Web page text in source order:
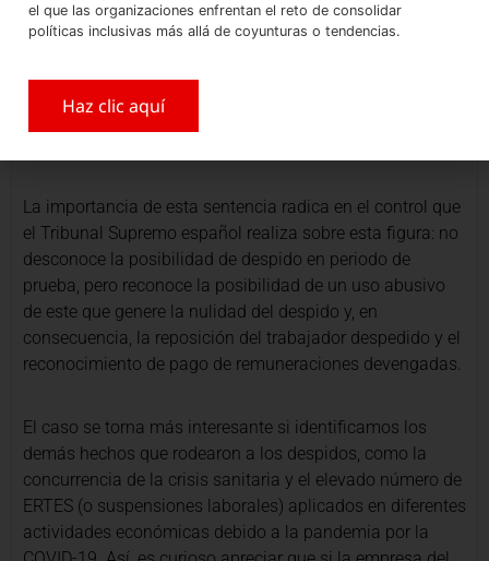
relativa libertad para el despido pues, como en el
ordenamiento peruano, en el español la extinción de la
comunicación del empleador, ni supone algún tipo de
La importancia de esta sentencia radica en el control que
el Tribunal Supremo español realiza sobre esta figura: no
desconoce la posibilidad de despido en periodo de
prueba, pero reconoce la posibilidad de un uso abusivo
de este que genere la nulidad del despido y, en
consecuencia, la reposición del trabajador despedido y el
reconocimiento de pago de remuneraciones devengadas.
El caso se torna más interesante si identificamos los
demás hechos que rodearon a los despidos, como la
concurrencia de la crisis sanitaria y el elevado número de
ERTES (o suspensiones laborales) aplicados en diferentes
actividades económicas debido a la pandemia por la
el que las organizaciones enfrentan el reto de consolidar
políticas inclusivas más allá de coyunturas o tendencias.
Haz clic aquí